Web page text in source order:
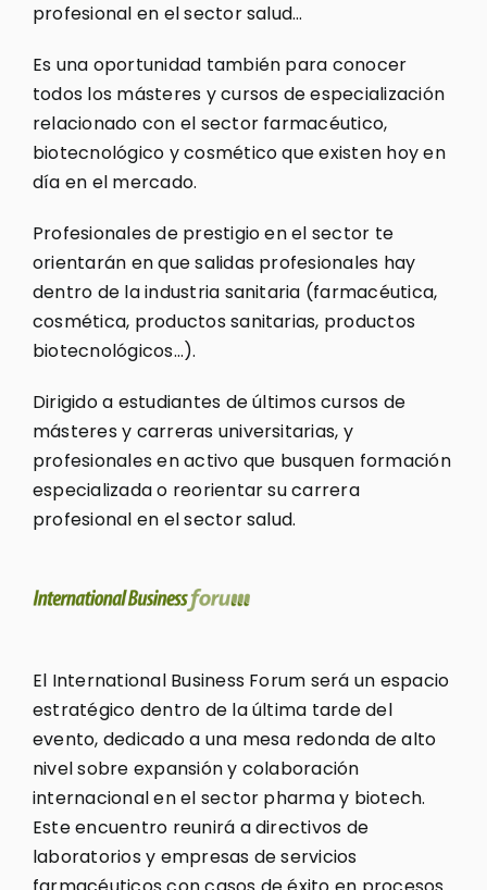
profesional en el sector salud…
Es una oportunidad también para conocer
todos los másteres y cursos de especialización
relacionado con el sector farmacéutico,
biotecnológico y cosmético que existen hoy en
día en el mercado.
Profesionales de prestigio en el sector te
orientarán en que salidas profesionales hay
dentro de la industria sanitaria (farmacéutica,
cosmética, productos sanitarias, productos
biotecnológicos…).
Dirigido a estudiantes de últimos cursos de
másteres y carreras universitarias, y
profesionales en activo que busquen formación
especializada o reorientar su carrera
profesional en el sector salud.
El International Business Forum será un espacio
estratégico dentro de la última tarde del
evento, dedicado a una mesa redonda de alto
nivel sobre expansión y colaboración
internacional en el sector pharma y biotech.
Este encuentro reunirá a directivos de
laboratorios y empresas de servicios